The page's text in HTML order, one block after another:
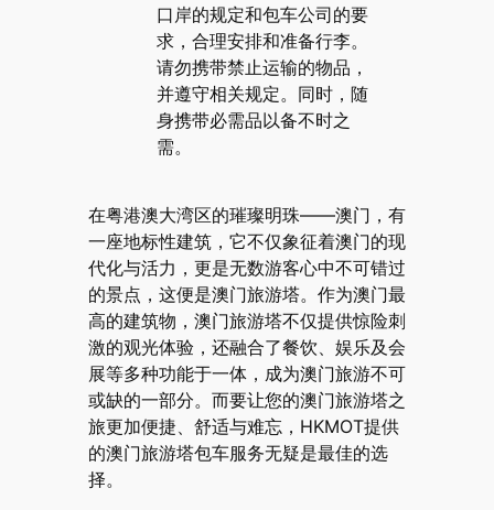
口岸的规定和包车公司的要
求，合理安排和准备行李。
请勿携带禁止运输的物品，
并遵守相关规定。同时，随
身携带必需品以备不时之
需。
在粤港澳大湾区的璀璨明珠——澳门，有
一座地标性建筑，它不仅象征着澳门的现
代化与活力，更是无数游客心中不可错过
的景点，这便是澳门旅游塔。作为澳门最
高的建筑物，澳门旅游塔不仅提供惊险刺
激的观光体验，还融合了餐饮、娱乐及会
展等多种功能于一体，成为澳门旅游不可
或缺的一部分。而要让您的澳门旅游塔之
旅更加便捷、舒适与难忘，HKMOT提供
的澳门旅游塔包车服务无疑是最佳的选
择。